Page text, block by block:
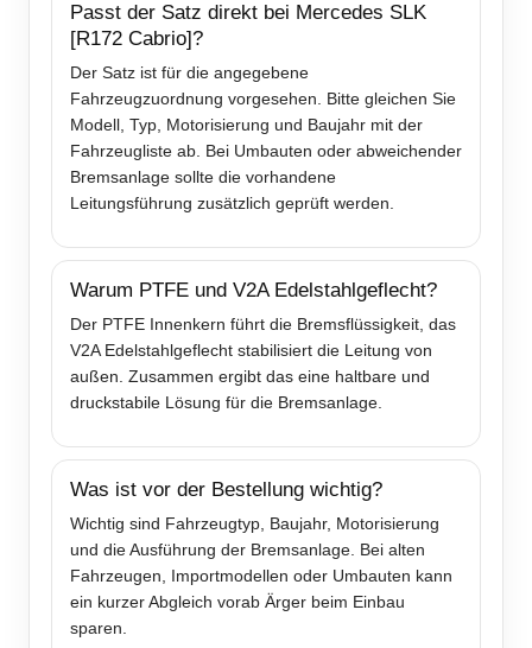
Passt der Satz direkt bei Mercedes SLK
[R172 Cabrio]?
Der Satz ist für die angegebene
Fahrzeugzuordnung vorgesehen. Bitte gleichen Sie
Modell, Typ, Motorisierung und Baujahr mit der
Fahrzeugliste ab. Bei Umbauten oder abweichender
Bremsanlage sollte die vorhandene
Leitungsführung zusätzlich geprüft werden.
Warum PTFE und V2A Edelstahlgeflecht?
Der PTFE Innenkern führt die Bremsflüssigkeit, das
V2A Edelstahlgeflecht stabilisiert die Leitung von
außen. Zusammen ergibt das eine haltbare und
druckstabile Lösung für die Bremsanlage.
Was ist vor der Bestellung wichtig?
Wichtig sind Fahrzeugtyp, Baujahr, Motorisierung
und die Ausführung der Bremsanlage. Bei alten
Fahrzeugen, Importmodellen oder Umbauten kann
ein kurzer Abgleich vorab Ärger beim Einbau
sparen.